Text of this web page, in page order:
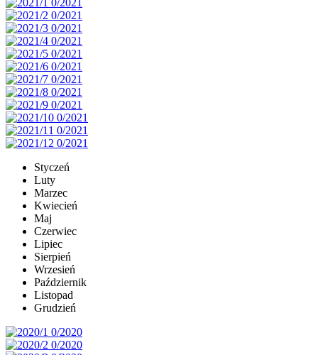
Styczeń
Luty
Marzec
Kwiecień
Maj
Czerwiec
Lipiec
Sierpień
Wrzesień
Październik
Listopad
Grudzień